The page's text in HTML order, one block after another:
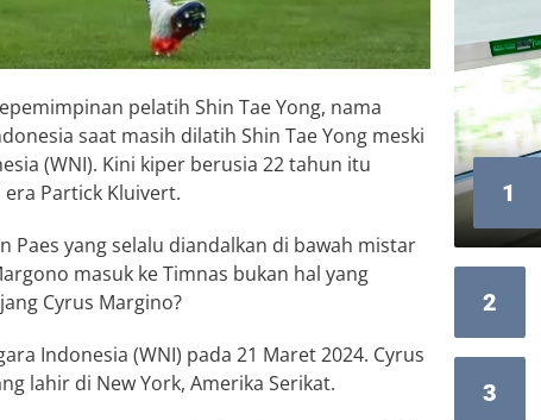
pelatih Shin Tae Yong, nama
saat masih dilatih Shin Tae Yong meski
(WNI). Kini kiper berusia 22 tahun itu
Partick Kluivert.
Paes yang selalu diandalkan di bawah mistar
masuk ke Timnas bukan hal yang
Cyrus Margino?
Indonesia (WNI) pada 21 Maret 2024. Cyrus
lahir di New York, Amerika Serikat.
1
2
3